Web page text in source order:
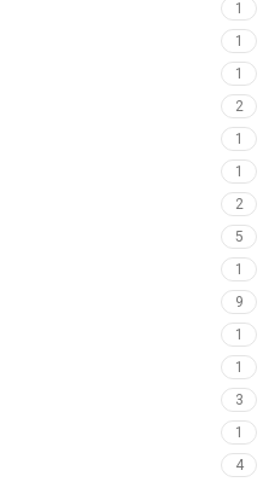
1
1
1
2
1
1
2
5
1
9
1
1
3
1
4